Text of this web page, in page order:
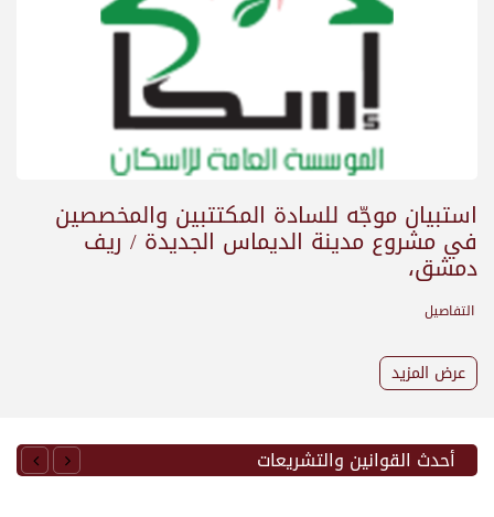
استبيان موجّه للسادة المكتتبين والمخصصين
في مشروع مدينة الديماس الجديدة / ريف
دمشق،
التفاصيل
عرض المزيد
أحدث القوانين والتشريعات